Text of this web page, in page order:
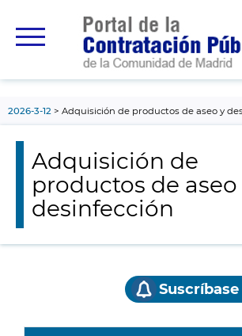
principal
2026-3-12 Adquisición de productos de aseo y
Adquisición de
productos de aseo
desinfección